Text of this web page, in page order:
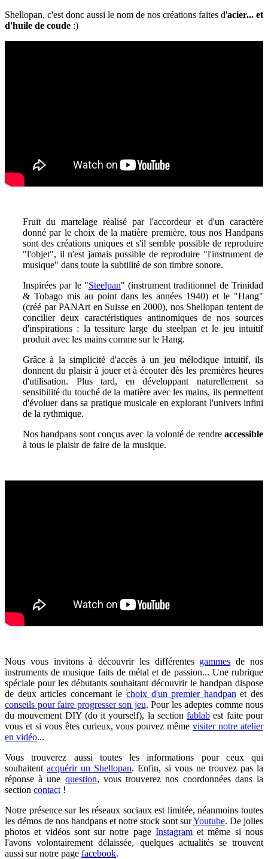
Shellopan, c'est donc aussi le nom de nos créations faites d'acier... et
d'huile de coude :)
Fruit du martelage réalisé par l'accordeur et d'un caractère
donné par le choix de la matière première, tous nos Handpans
sont des créations uniques et s'il semble possible de reproduire
"l'objet", il n'est jamais possible de reproduire "l'instrument de
musique" dans toute la subtilité de son timbre sonore.
Inspirées par le "Steelpan" (instrument traditionnel de Trinidad
& Tobago mis au point dans les années 1940) et le "Hang"
(créé par PANArt en Suisse en 2000), nos Shellopan tentent de
concilier deux caractéristiques antinomiques de nos sources
d'inspirations : la tessiture large du steelpan et le jeu intuitif
produit avec les mains comme sur le Hang.
Grâce à la simplicité d'accès à un jeu mélodique intuitif, ils
donnent du plaisir à jouer et à écouter dès les premières heures
d'utilisation. Plus tard, en développant naturellement sa
sensibilité du touché de la matière avec les mains, ils permettent
d'évoluer dans sa pratique musicale en explorant l'univers infini
de la rythmique.
Nos handpans sont conçus avec la volonté de rendreaccessible
à tous le plaisir de faire de la musique.
Nous vous invitons à découvrir les différentes gammes de nos
instruments de musique faits de métal et de passion... Une rubrique
spéciale pour les débutants souhaitant découvrir le handpan dispose
de deux articles concernant le choix d'un premier handpan et des
conseils pour faire progresser son jeu. Pour les adeptes comme nous
du mouvement DIY (do it yourself), la sectionfablab est faite pour
vous et si vous êtes curieux, vous pouvez mêmevisiter notre atelier
en vidéo...
Vous trouverez aussi toutes les informations pour ceux qui
souhaitentacquérir un Shellopan. Enfin, si vous ne trouvez pas la
réponse à une question, vous trouverez nos coordonnées dans la
section contact !
Notre présence sur les réseaux sociaux est limitée, néanmoins toutes
les démos de nos handpans et notre stock sont surYoutube. De jolies
photos et vidéos sont sur notre page Instagramet même si nous
l'avons volontairement délaissée, quelquesactualités se trouvent
aussi sur notre page facebook.